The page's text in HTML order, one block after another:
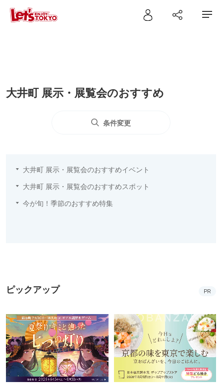
大井町 展示・展覧会のおすすめ
条件変更
大井町 展示・展覧会のおすすめイベント
大井町 展示・展覧会のおすすめスポット
今が旬！季節のおすすめ特集
ピックアップ PR